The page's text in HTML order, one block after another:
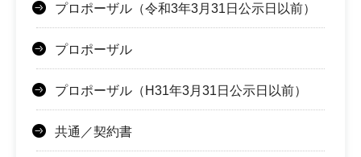
プロポーザル（令和3年3月31日公示日以前）
プロポーザル
プロポーザル（H31年3月31日公示日以前）
共通／契約書